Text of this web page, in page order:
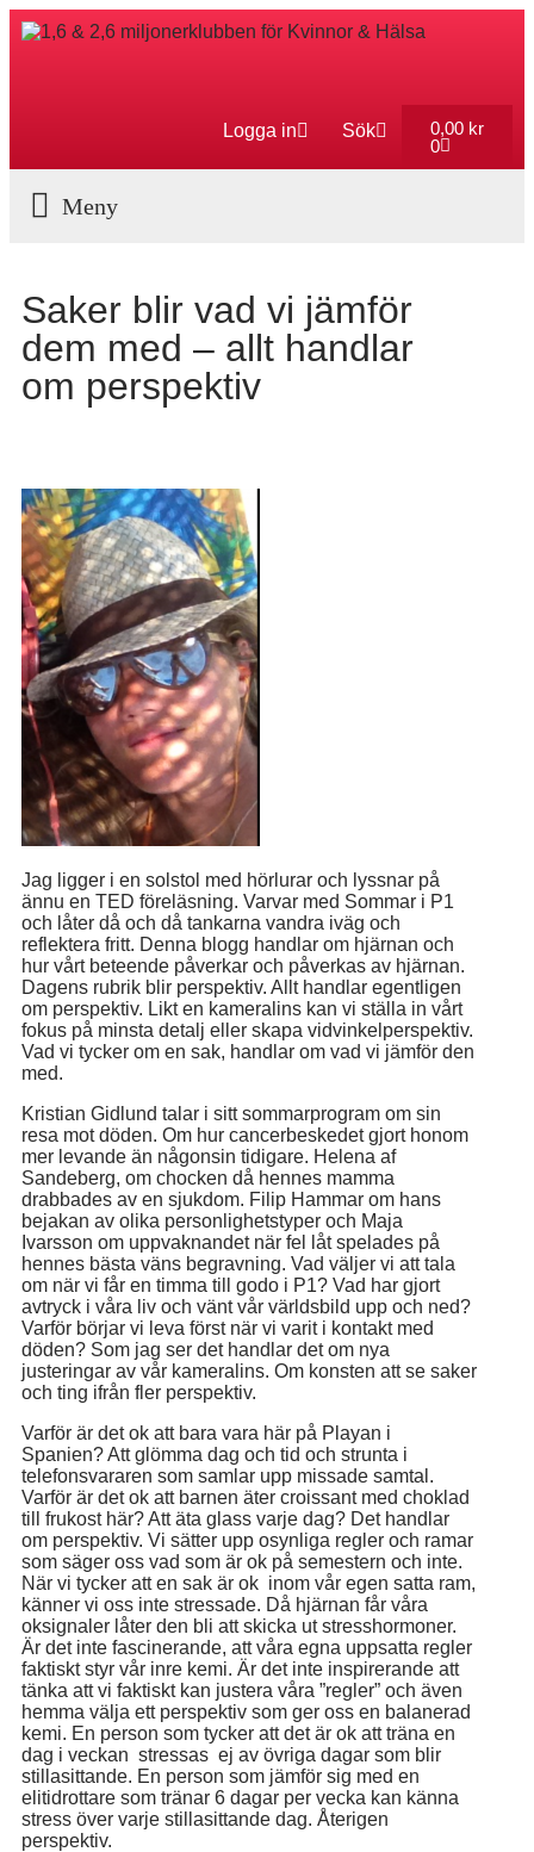
Logga in Sök 0,00 kr
0
Saker blir vad vi jämför
dem med – allt handlar
om perspektiv
Jag ligger i en solstol med hörlurar och lyssnar på
ännu en TED föreläsning. Varvar med Sommar i P1
och låter då och då tankarna vandra iväg och
reflektera fritt. Denna blogg handlar om hjärnan och
hur vårt beteende påverkar och påverkas av hjärnan.
Dagens rubrik blir perspektiv. Allt handlar egentligen
om perspektiv. Likt en kameralins kan vi ställa in vårt
fokus på minsta detalj eller skapa vidvinkelperspektiv.
Vad vi tycker om en sak, handlar om vad vi jämför den
med.
Kristian Gidlund talar i sitt sommarprogram om sin
resa mot döden. Om hur cancerbeskedet gjort honom
mer levande än någonsin tidigare. Helena af
Sandeberg, om chocken då hennes mamma
drabbades av en sjukdom. Filip Hammar om hans
bejakan av olika personlighetstyper och Maja
Ivarsson om uppvaknandet när fel låt spelades på
hennes bästa väns begravning. Vad väljer vi att tala
om när vi får en timma till godo i P1? Vad har gjort
avtryck i våra liv och vänt vår världsbild upp och ned?
Varför börjar vi leva först när vi varit i kontakt med
döden? Som jag ser det handlar det om nya
justeringar av vår kameralins. Om konsten att se saker
och ting ifrån fler perspektiv.
Varför är det ok att bara vara här på Playan i
Spanien? Att glömma dag och tid och strunta i
telefonsvararen som samlar upp missade samtal.
Varför är det ok att barnen äter croissant med choklad
till frukost här? Att äta glass varje dag? Det handlar
om perspektiv. Vi sätter upp osynliga regler och ramar
som säger oss vad som är ok på semestern och inte.
När vi tycker att en sak är ok inom vår egen satta ram,
känner vi oss inte stressade. Då hjärnan får våra
oksignaler låter den bli att skicka ut stresshormoner.
Är det inte fascinerande, att våra egna uppsatta regler
faktiskt styr vår inre kemi. Är det inte inspirerande att
tänka att vi faktiskt kan justera våra ”regler” och även
hemma välja ett perspektiv som ger oss en balanerad
kemi. En person som tycker att det är ok att träna en
dag i veckan stressas ej av övriga dagar som blir
stillasittande. En person som jämför sig med en
elitidrottare som tränar 6 dagar per vecka kan känna
stress över varje stillasittande dag. Återigen
perspektiv.